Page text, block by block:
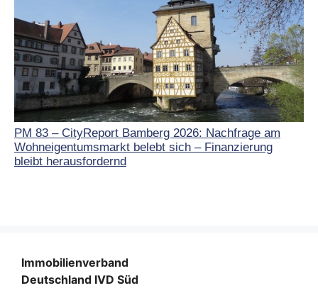
PM 83 – CityReport Bamberg 2026: Nachfrage am
Wohneigentumsmarkt belebt sich – Finanzierung
bleibt herausfordernd
Immobilienverband
Deutschland IVD Süd